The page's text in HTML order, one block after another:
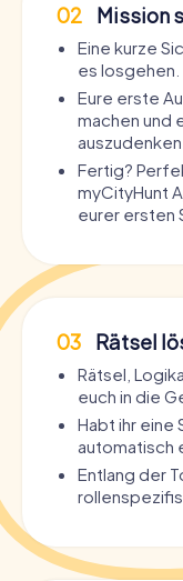
02 Mission
Eine kurze
es losgehen.
Eure erste
machen und
auszudenken.
Fertig?
myCityHunt
eurer ersten
03 Rätsel
Rätsel,
euch in die
Habt ihr
automatisch
Entlang der